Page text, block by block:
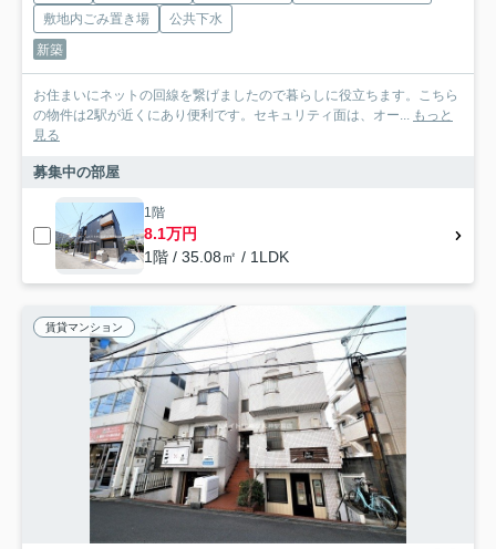
敷地内ごみ置き場
公共下水
新築
お住まいにネットの回線を繋げましたので暮らしに役立ちます。こちら
の物件は2駅が近くにあり便利です。セキュリティ面は、オー... もっと
見る
募集中の部屋
1階
8.1万円
1階 / 35.08㎡ / 1LDK
賃貸マンション